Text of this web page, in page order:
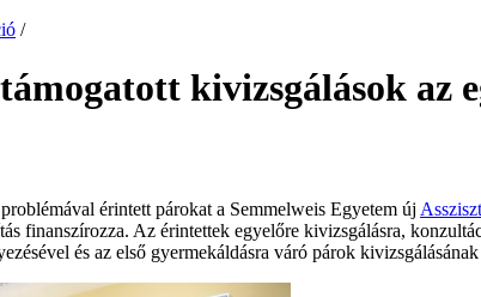
/
kivizsgálások az
érintett párokat a Semmelweis Egyetem új
finanszírozza. Az érintettek egyelőre kivizsgálásra,
és az első gyermekáldásra váró párok